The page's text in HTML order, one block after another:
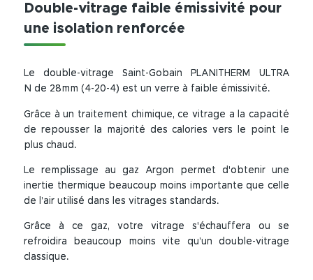
Double-vitrage faible émissivité pour
une isolation renforcée
Le double-vitrage Saint-Gobain PLANITHERM ULTRA
N de 28mm (4-20-4) est un verre à faible émissivité.
Grâce à un traitement chimique, ce vitrage a la capacité
de repousser la majorité des calories vers le point le
plus chaud.
Le remplissage au gaz Argon permet d'obtenir une
inertie thermique beaucoup moins importante que celle
de l’air utilisé dans les vitrages standards.
Grâce à ce gaz, votre vitrage s'échauffera ou se
refroidira beaucoup moins vite qu’un double-vitrage
classique.